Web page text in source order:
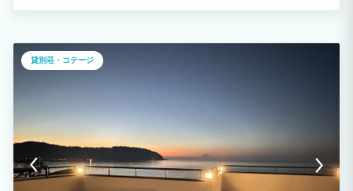
貸別荘・コテージ